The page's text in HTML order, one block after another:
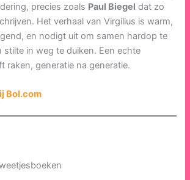
precies zoals Paul Biegel dat zo
Het verhaal van Virgilius is warm,
en nodigt uit om samen hardop te
stilte in weg te duiken. Een echte
raken, generatie na generatie.
Bol.com